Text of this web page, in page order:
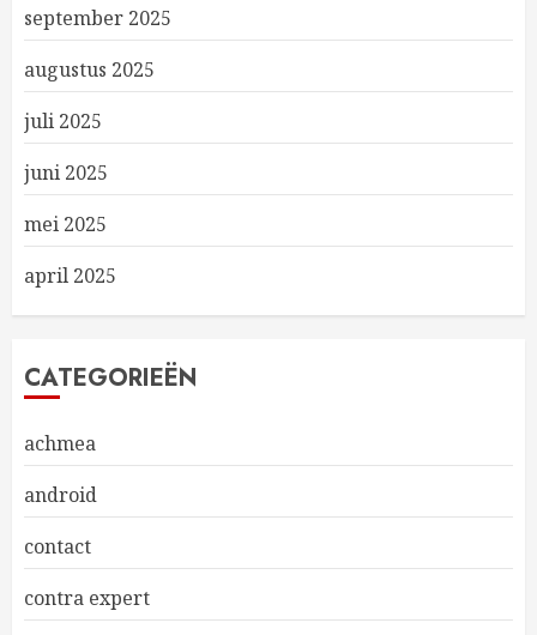
september 2025
augustus 2025
juli 2025
juni 2025
mei 2025
april 2025
CATEGORIEËN
achmea
android
contact
contra expert